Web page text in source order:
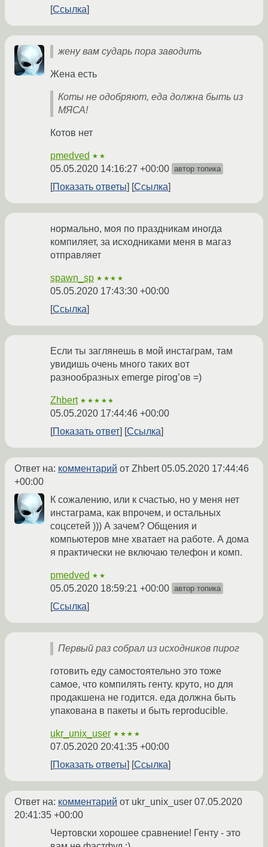
Ссылка
жену вам сударь пора заводить
Жена есть
Коты не одобряют, еда должна быть из
МЯСА!
Котов нет
pmedved ★★
05.05.2020 14:16:27 +00:00 автор топика
Показать ответы Ссылка
нормально, моя по праздникам иногда
компиляет, за исходниками меня в магаз
отправляет
spawn_sp ★★★★
05.05.2020 17:43:30 +00:00
Ссылка
Если ты заглянешь в мой инстаграм, там
увидишь очень много таких вот
разнообразных emerge pirog’ов =)
Zhbert ★★★★★
05.05.2020 17:44:46 +00:00
Показать ответ
Ссылка
Ответ на: комментарий от Zhbert05.05.2020 17:44:46
+00:00
К сожалению, или к счастью, но у меня нет
инстаграма, как впрочем, и остальных
соцсетей ))) А зачем? Общения и
компьютеров мне хватает на работе. А дома
я практически не включаю телефон и комп.
pmedved ★★
05.05.2020 18:59:21 +00:00 автор топика
Ссылка
Первый раз собрал из исходников пирог
готовить еду самостоятельно это тоже
самое, что компилять генту. круто, но для
продакшена не годится. еда должна быть
упакована в пакеты и быть reproducible.
ukr_unix_user ★★★★
07.05.2020 20:41:35 +00:00
Показать ответы
Ссылка
Ответ на: комментарий от ukr_unix_user 07.05.2020
20:41:35 +00:00
Чертовски хорошее сравнение! Генту - это